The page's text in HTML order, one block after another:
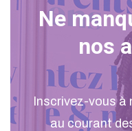
Ne
nos
Inscrivez-vous à
au courant